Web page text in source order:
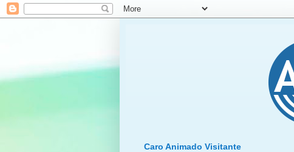
Caro Animado Visitante